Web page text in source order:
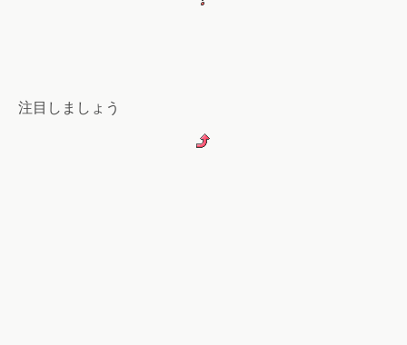
注目しましょう